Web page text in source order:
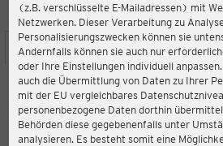
(z.B. verschlüsselte E-Mailadressen) mit
Netzwerken. Dieser Verarbeitung zu
Personalisierungszwecken können sie
Andernfalls können sie auch nur
oder Ihre Einstellungen individuell
auch die Übermittlung von Daten zu Ihrer
mit der EU vergleichbares
personenbezogene Daten dorthin
Behörden diese gegebenenfalls unter
analysieren. Es besteht somit eine
3,6
STANDORT SERVICES SORTIMENT
Ernsting's family
Wulfshofstraße 6-8, 44149